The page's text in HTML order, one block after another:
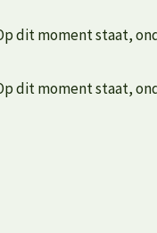
dit moment staat,
dit moment staat,